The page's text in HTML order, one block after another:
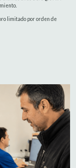
limitado por orden de